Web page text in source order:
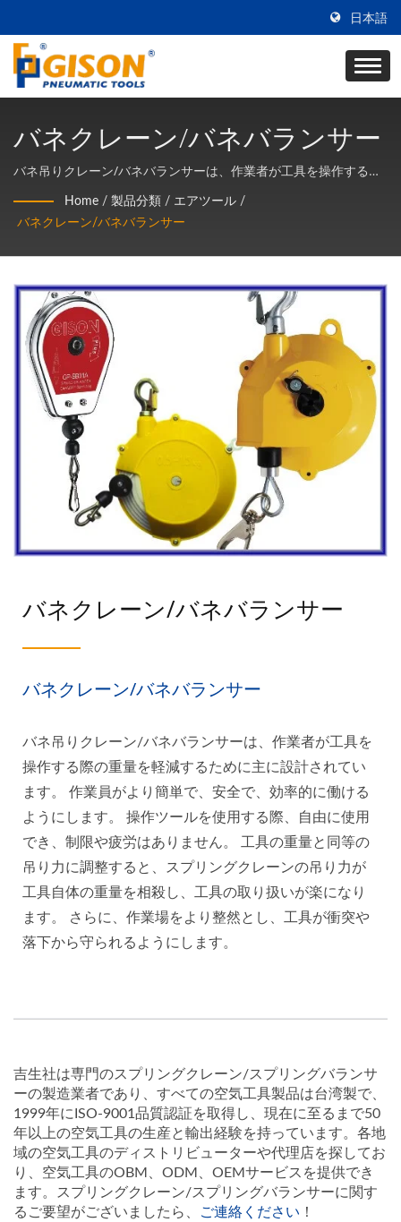
日本語
バネクレーン/バネバランサー
バネ吊りクレーン/バネバランサーは、作業者が工具を操作する際
の重量を軽減するために主に設計されています。 作業員がより簡
単で、安全で、効率的に働けるようにします。 操作ツールを使用
と同等の吊り力に調整すると、スプリングクレーンの吊り力が工
に、作業場をより整然とし、工具が衝突や落下から守られるよう
にします。
Home / 製品分類 / エアツール /
バネクレーン/バネバランサー
バネクレーン/バネバランサー
バネクレーン/バネバランサー
バネ吊りクレーン/バネバランサーは、作業者が工具を
操作する際の重量を軽減するために主に設計されてい
ます。 作業員がより簡単で、安全で、効率的に働ける
ようにします。 操作ツールを使用する際、自由に使用
でき、制限や疲労はありません。 工具の重量と同等の
吊り力に調整すると、スプリングクレーンの吊り力が
工具自体の重量を相殺し、工具の取り扱いが楽になり
ます。 さらに、作業場をより整然とし、工具が衝突や
落下から守られるようにします。
吉生社は専門のスプリングクレーン/スプリングバランサ
ーの製造業者であり、すべての空気工具製品は台湾製で、
1999年にISO-9001品質認証を取得し、現在に至るまで50
年以上の空気工具の生産と輸出経験を持っています。各地
域の空気工具のディストリビューターや代理店を探してお
り、空気工具のOBM、ODM、OEMサービスを提供でき
ます。スプリングクレーン/スプリングバランサーに関す
るご要望がございましたら、
ご連絡ください ！